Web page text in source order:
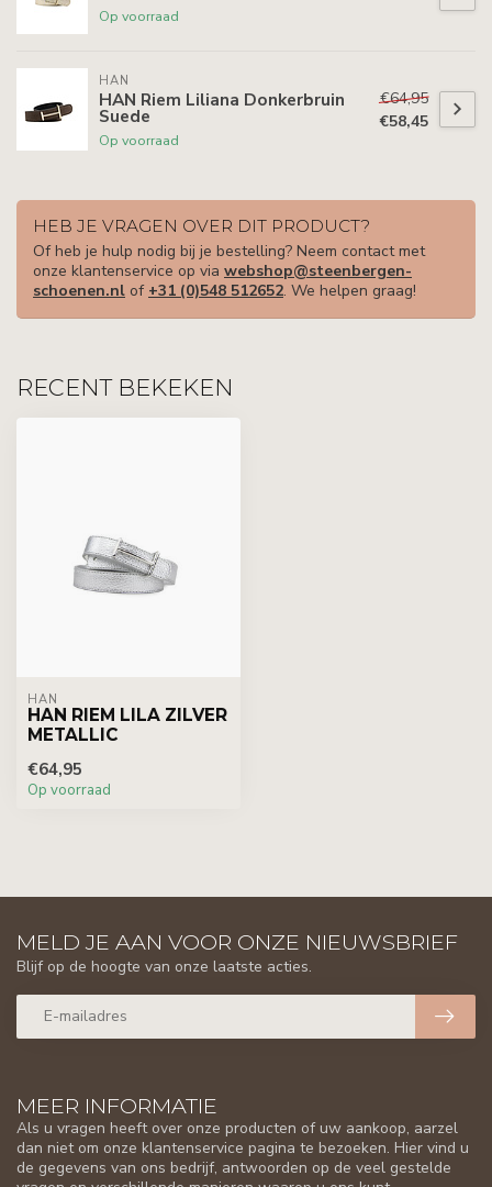
Op voorraad
HAN
HAN Riem Liliana Donkerbruin
Suede
Op voorraad
€64,95
€58,45
HEB JE VRAGEN OVER DIT PRODUCT?
Of heb je hulp nodig bij je bestelling? Neem contact met
onze klantenservice op via webshop@steenbergen-
schoenen.nl of +31 (0)548 512652. We helpen graag!
RECENT BEKEKEN
HAN
HAN RIEM LILA ZILVER
METALLIC
€64,95
Op voorraad
MEER INFORMATIE
Als u vragen heeft over onze producten of uw aankoop, aarzel
dan niet om onze klantenservice pagina te bezoeken. Hier vind u
de gegevens van ons bedrijf, antwoorden op de veel gestelde
MELD JE AAN VOOR ONZE NIEUWSBRIEF
Blijf op de hoogte van onze laatste acties.